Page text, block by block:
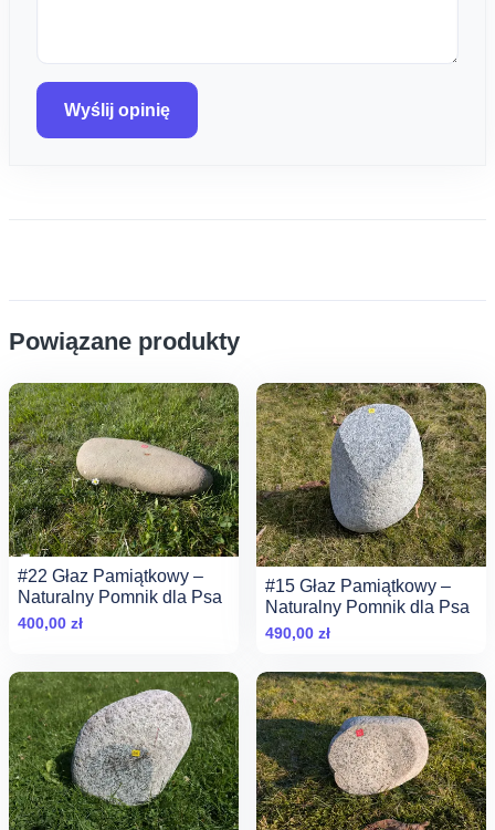
Wyślij opinię
Powiązane produkty
#22 Głaz Pamiątkowy –
Naturalny Pomnik dla Psa
400,00 zł
#15 Głaz Pamiątkowy –
Naturalny Pomnik dla Psa
490,00 zł